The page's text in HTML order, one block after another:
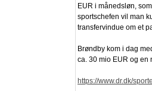
EUR i månedsløn,
sportschefen vil man
transfervindue om et
Brøndby kom i dag
ca. 30 mio EUR og en
https://www.dr.dk/